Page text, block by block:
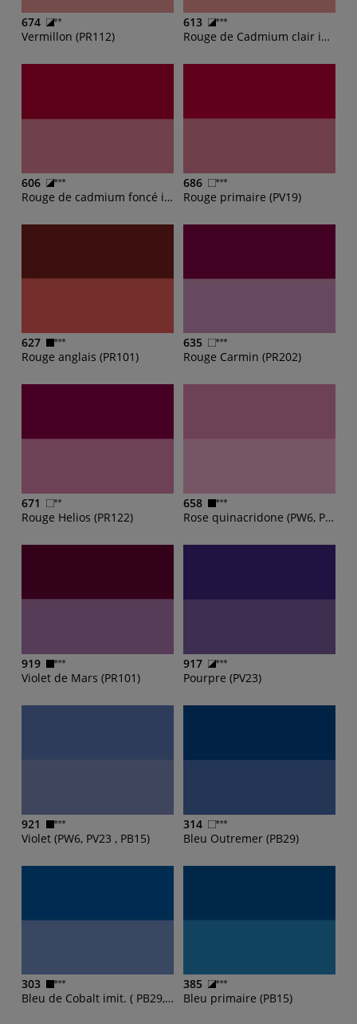
674
Vermillon (PR112)
613
Rouge de Cadmium clair imit (PR254)
606
Rouge de cadmium foncé imit (PR170)
686
Rouge primaire (PV19)
627
Rouge anglais (PR101)
635
Rouge Carmin (PR202)
671
Rouge Helios (PR122)
658
Rose quinacridone (PW6, PR122)
919
Violet de Mars (PR101)
917
Pourpre (PV23)
921
Violet (PW6, PV23 , PB15)
314
Bleu Outremer (PB29)
303
Bleu de Cobalt imit. ( PB29, PW6, PB15:1)
385
Bleu primaire (PB15)